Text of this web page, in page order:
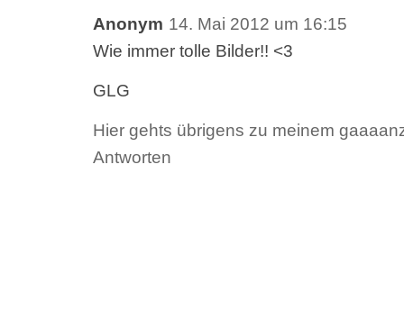
Anonym 14. Mai 2012 um 16:15
Wie immer tolle Bilder!! <3
GLG
Hier gehts übrigens zu meinem
Antworten